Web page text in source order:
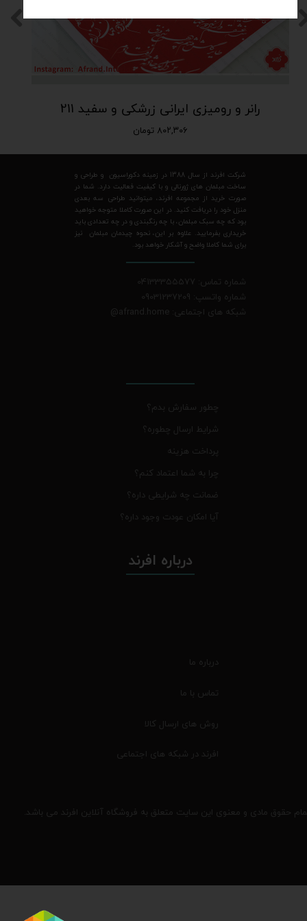
رانر و رومیزی ایرانی زرشکی و سفید 211
۸۰۲,۳۰۶ تومان
شرکت افرند از سال 1388 در زمینه دکوراسیون و طراحی و
ساخت مبلمان های ژورنالی و با کیفیت فعالیت دارد. شما در
صورت خرید از مجموعه افرند، میتوانید طراحی سه بعدی
منزل خود را دریافت کنید. در این صورت کاملا متوجه خواهید
بود که چه سبک مبلمان، با چه رنگبندی و در چه تعدادی باید
خریداری بفرمایید. علاوه بر این، نحوه چیدمان مبلمان نیز
برای شما کاملا واضح و آشکار خواهد بود.
شماره تماس: 04133355577
شماره واتسپ: 09031237209
شبکه های اجتماعی: afrand.home
@
چطور سفارش بدم؟
شرایط ارسال چطوره؟
پرداخت هزینه
چرا به شما اعتماد کنم؟
ضمانت چه شرایطی داره؟
آیا امکان عودت وجود داره؟
حقوق مادی و معنوی این سایت متعلق به فروشگاه آنلاین افرند می باشد.
درباره افرند
درباره ما
تماس با ما
روش های ارسال کالا
افرند در شبکه های اجتماعی